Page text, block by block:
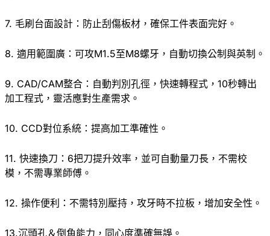
7. 毛刷台面設計：防止刮傷板材，確保工件表面完好。
8. 適用範圍廣：可攻M1.5至M8螺牙，自動切換公制與英制。
9. CAD/CAM整合：自動判別孔徑，快速轉程式，10秒轉出
加工程式，靈活應對生產需求。
10. CCD對位系統：提高加工準確性。
11. 快速換刀：6把刀提升效率，並可自動量刀長，不需校
模，不需專業師傅。
12. 操作便利：不需特別壓持，攻牙時不拉板，增加安全性。
13.沉頭孔＆倒角能力，同心度準確無誤。